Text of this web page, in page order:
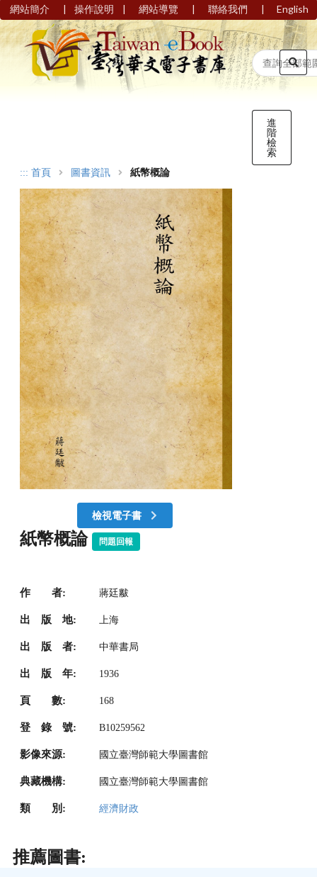
網站簡介 | 操作說明 | 網站導覽 | 聯絡我們 | English
進
階
檢
索
::: 首頁 圖書資訊 紙幣概論
檢視電子書
紙幣概論 問題回報
作 者: 蔣廷黻
出 版 地: 上海
出 版 者: 中華書局
出 版 年: 1936
頁 數: 168
登 錄 號: B10259562
影像來源: 國立臺灣師範大學圖書館
典藏機構: 國立臺灣師範大學圖書館
類 別: 經濟財政
推薦圖書: